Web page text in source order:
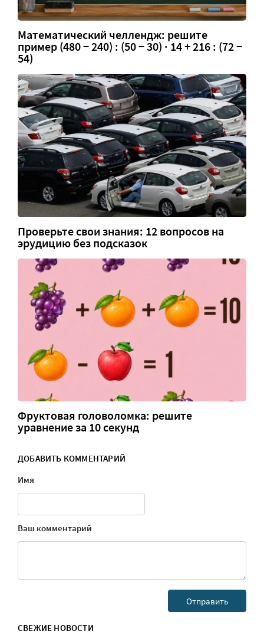
Математический челлендж: решите
пример (480 − 240) : (50 − 30) · 14 + 216 : (72 −
54)
Проверьте свои знания: 12 вопросов на
эрудицию без подсказок
Фруктовая головоломка: решите
уравнение за 10 секунд
ДОБАВИТЬ КОММЕНТАРИЙ
Имя
Ваш комментарий
СВЕЖИЕ НОВОСТИ